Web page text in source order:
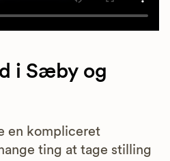
i Sæby og
en kompliceret
ting at tage stilling